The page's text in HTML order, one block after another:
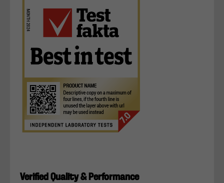
Verified Quality & Performance